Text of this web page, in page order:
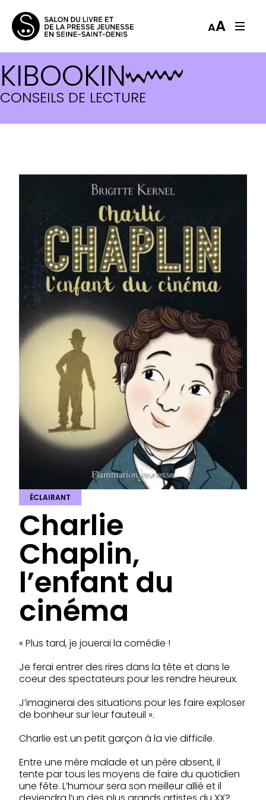
AA
KIBOOKIN
CONSEILS DE LECTURE
ÉCLAIRANT
Charlie
Chaplin,
l’enfant du
cinéma
« Plus tard, je jouerai la comédie !
Je ferai entrer des rires dans la tête et dans le
coeur des spectateurs pour les rendre heureux.
J’imaginerai des situations pour les faire exploser
de bonheur sur leur fauteuil ».
Charlie est un petit garçon à la vie difficile.
Entre une mère malade et un père absent, il
tente par tous les moyens de faire du quotidien
une fête. L’humour sera son meilleur allié et il